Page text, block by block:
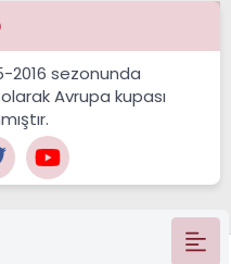
2016 sezonunda
Avrupa kupası